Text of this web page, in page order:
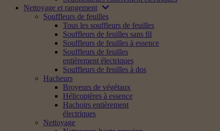
Nettoyage et rangement
Souffleurs de feuilles
Tous les souffleurs de feuilles
Souffleurs de feuilles sans fil
Souffleurs de feuilles à essence
Souffleurs de feuilles
entièrement électriques
Souffleurs de feuilles à dos
Hacheurs
Broyeurs de végétaux
Hélicoptères à essence
Hachoirs entièrement
électriques
Nettoyage